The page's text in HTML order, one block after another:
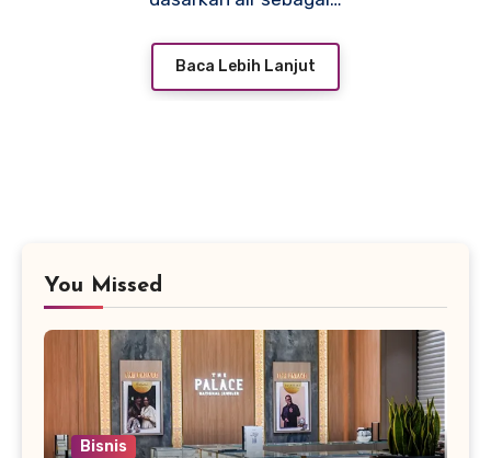
Baca Lebih Lanjut
You Missed
Bisnis